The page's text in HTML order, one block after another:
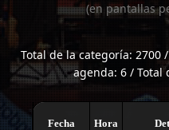
(en pantallas
Total de la categoría: 2700
agenda: 6 / Total
Fecha Hora